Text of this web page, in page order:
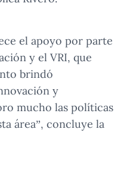
el apoyo por parte
y el VRI, que
brindó
y
mucho las políticas
área”, concluye la